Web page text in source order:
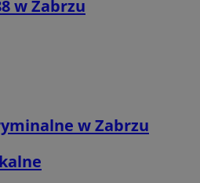
w Zabrzu
w Zabrzu